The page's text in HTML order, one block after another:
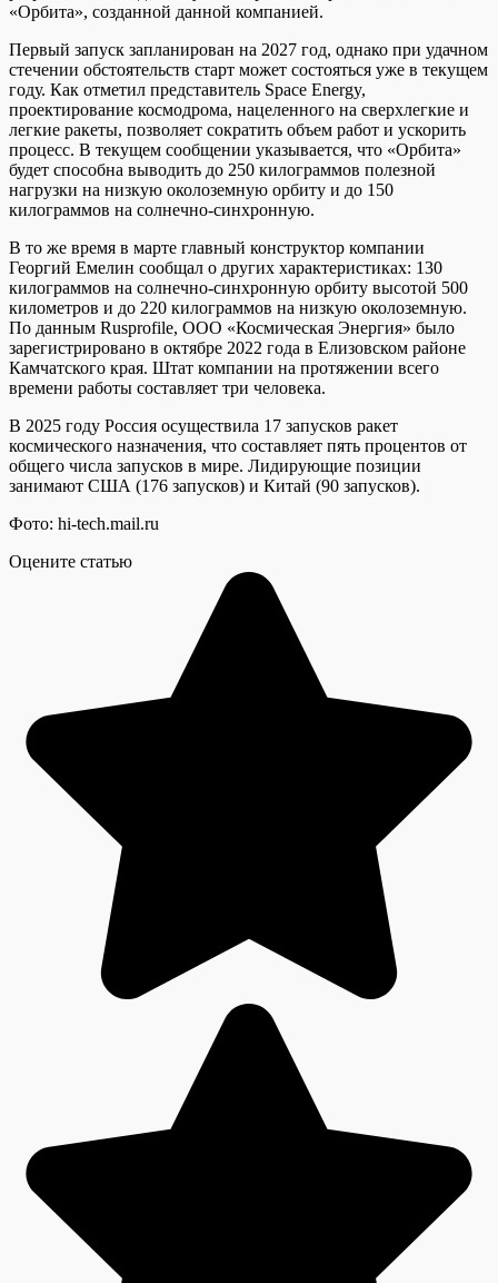
«Орбита», созданной данной компанией.
Первый запуск запланирован на 2027 год, однако при удачном
стечении обстоятельств старт может состояться уже в текущем
году. Как отметил представитель Space Energy,
проектирование космодрома, нацеленного на сверхлегкие и
легкие ракеты, позволяет сократить объем работ и ускорить
процесс. В текущем сообщении указывается, что «Орбита»
будет способна выводить до 250 килограммов полезной
нагрузки на низкую околоземную орбиту и до 150
килограммов на солнечно-синхронную.
В то же время в марте главный конструктор компании
Георгий Емелин сообщал о других характеристиках: 130
килограммов на солнечно-синхронную орбиту высотой 500
километров и до 220 килограммов на низкую околоземную.
По данным Rusprofile, ООО «Космическая Энергия» было
зарегистрировано в октябре 2022 года в Елизовском районе
Камчатского края. Штат компании на протяжении всего
времени работы составляет три человека.
В 2025 году Россия осуществила 17 запусков ракет
космического назначения, что составляет пять процентов от
общего числа запусков в мире. Лидирующие позиции
занимают США (176 запусков) и Китай (90 запусков).
Фото: hi-tech.mail.ru
Оцените статью